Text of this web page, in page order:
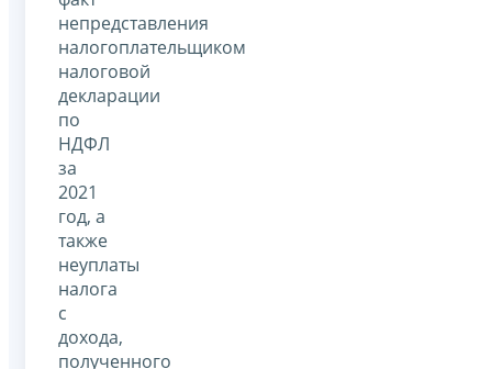
непредставления
налогоплательщиком
налоговой
декларации
по
НДФЛ
за
2021
год, а
также
неуплаты
налога
с
дохода,
полученного